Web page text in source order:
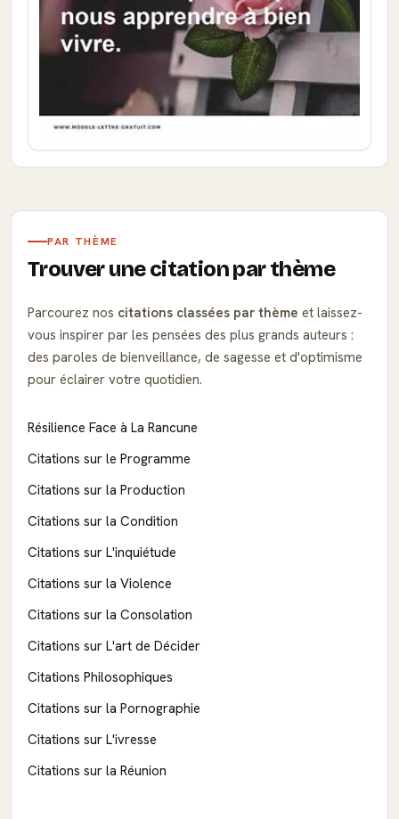
PAR THÈME
Trouver une citation par thème
Parcourez nos citations classées par thème et laissez-
vous inspirer par les pensées des plus grands auteurs :
des paroles de bienveillance, de sagesse et d'optimisme
pour éclairer votre quotidien.
Résilience Face à La Rancune
Citations sur le Programme
Citations sur la Production
Citations sur la Condition
Citations sur L'inquiétude
Citations sur la Violence
Citations sur la Consolation
Citations sur L'art de Décider
Citations Philosophiques
Citations sur la Pornographie
Citations sur L'ivresse
Citations sur la Réunion